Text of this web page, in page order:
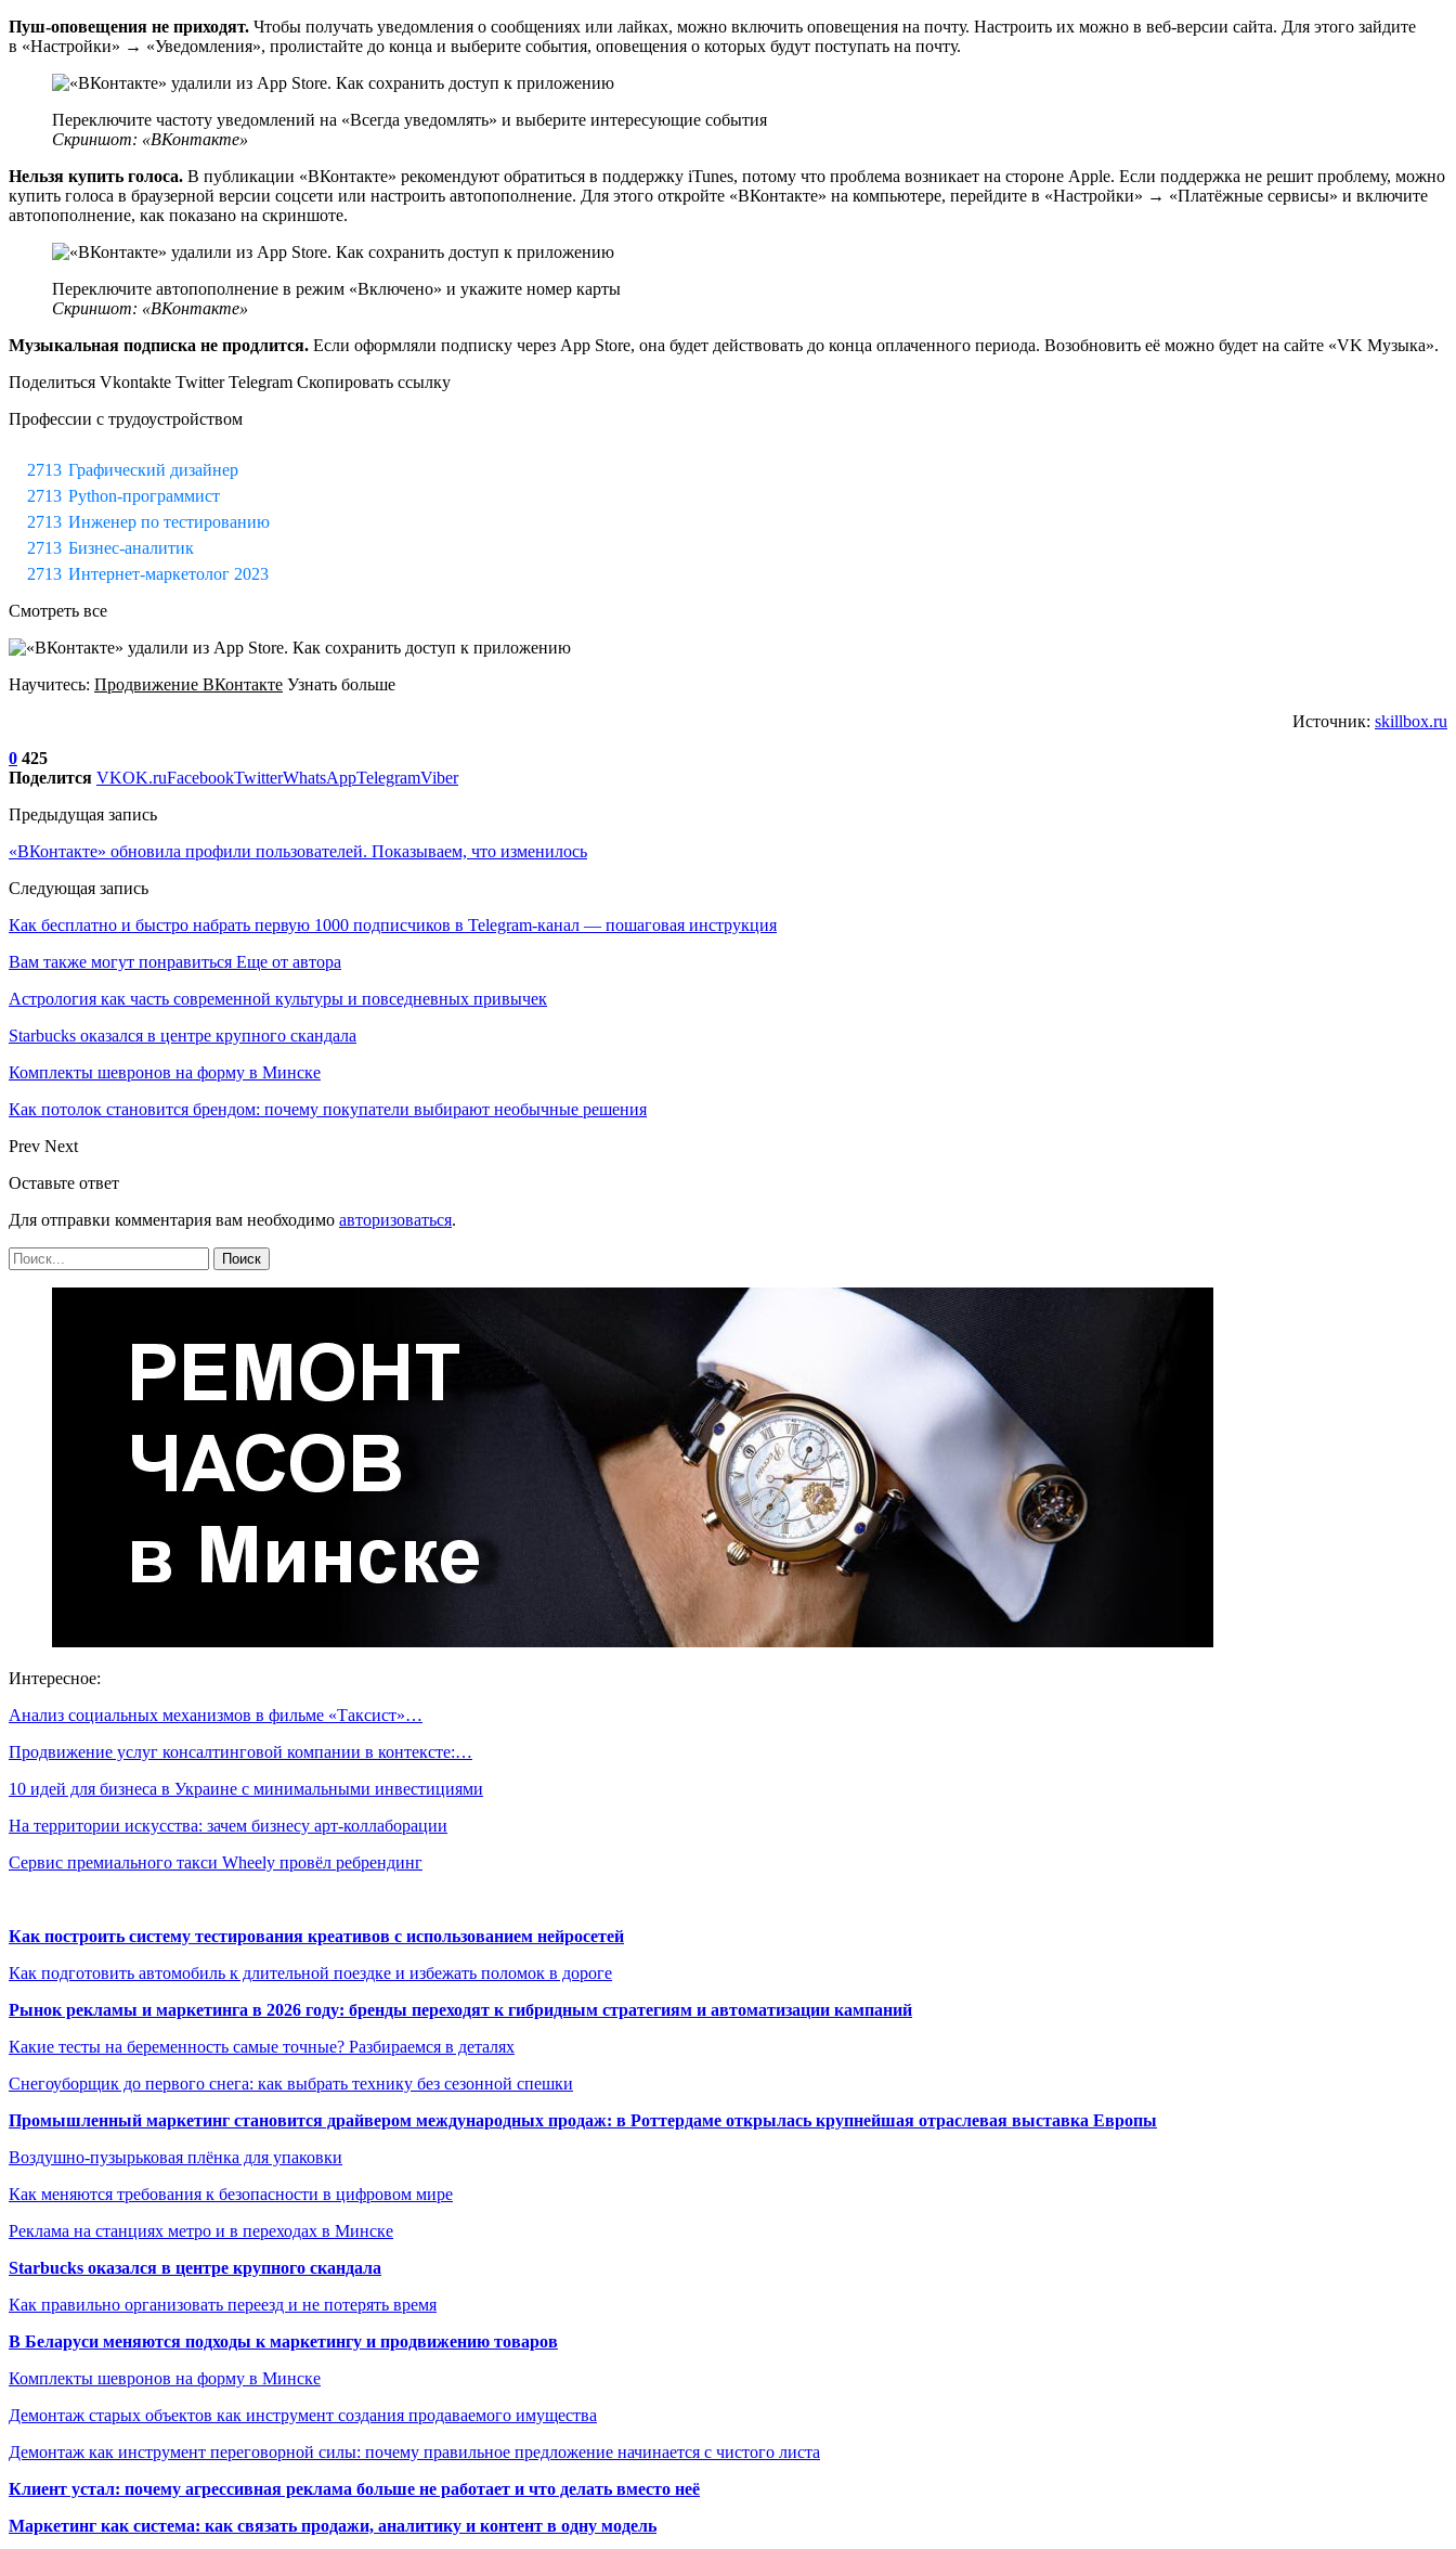
Пуш-оповещения не приходят. Чтобы получать уведомления о сообщениях или лайках, можно включить оповещения на почту. Настроить их можно в веб-версии сайта. Для этого зайдите
в «Настройки» → «Уведомления», пролистайте до конца и выберите события, оповещения о которых будут поступать на почту.
Переключите частоту уведомлений на «Всегда уведомлять» и выберите интересующие события
Скриншот: «ВКонтакте»
Нельзя купить голоса. В публикации «ВКонтакте» рекомендуют обратиться в поддержку iTunes, потому что проблема возникает на стороне Apple. Если поддержка не решит проблему, можно
купить голоса в браузерной версии соцсети или настроить автопополнение. Для этого откройте «ВКонтакте» на компьютере, перейдите в «Настройки» → «Платёжные сервисы» и включите
автопополнение, как показано на скриншоте.
Переключите автопополнение в режим «Включено» и укажите номер карты
Скриншот: «ВКонтакте»
Музыкальная подписка не продлится. Если оформляли подписку через App Store, она будет действовать до конца оплаченного периода. Возобновить её можно будет на сайте «VK Музыка».
Поделиться Vkontakte Twitter Telegram Скопировать ссылку
Профессии с трудоустройством
Графический дизайнер
Python-программист
Инженер по тестированию
Бизнес-аналитик
Интернет-маркетолог 2023
Смотреть все
Научитесь: Продвижение ВКонтакте Узнать больше
Источник: skillbox.ru
0 425
Поделится VKOK.ruFacebookTwitterWhatsAppTelegramViber
Предыдущая запись
«ВКонтакте» обновила профили пользователей. Показываем, что изменилось
Следующая запись
Как бесплатно и быстро набрать первую 1000 подписчиков в Telegram-канал — пошаговая инструкция
Вам также могут понравиться Еще от автора
Астрология как часть современной культуры и повседневных привычек
Starbucks оказался в центре крупного скандала
Комплекты шевронов на форму в Минске
Как потолок становится брендом: почему покупатели выбирают необычные решения
Prev Next
Оставьте ответ
Для отправки комментария вам необходимо авторизоваться.
Интересное:
Анализ социальных механизмов в фильме «Таксист»…
Продвижение услуг консалтинговой компании в контексте:…
10 идей для бизнеса в Украине с минимальными инвестициями
На территории искусства: зачем бизнесу арт-коллаборации
Сервис премиального такси Wheely провёл ребрендинг
Как построить систему тестирования креативов с использованием нейросетей
Как подготовить автомобиль к длительной поездке и избежать поломок в дороге
Рынок рекламы и маркетинга в 2026 году: бренды переходят к гибридным стратегиям и автоматизации кампаний
Какие тесты на беременность самые точные? Разбираемся в деталях
Снегоуборщик до первого снега: как выбрать технику без сезонной спешки
Промышленный маркетинг становится драйвером международных продаж: в Роттердаме открылась крупнейшая отраслевая выставка Европы
Воздушно-пузырьковая плёнка для упаковки
Как меняются требования к безопасности в цифровом мире
Реклама на станциях метро и в переходах в Минске
Starbucks оказался в центре крупного скандала
Как правильно организовать переезд и не потерять время
В Беларуси меняются подходы к маркетингу и продвижению товаров
Комплекты шевронов на форму в Минске
Демонтаж старых объектов как инструмент создания продаваемого имущества
Демонтаж как инструмент переговорной силы: почему правильное предложение начинается с чистого листа
Клиент устал: почему агрессивная реклама больше не работает и что делать вместо неё
Маркетинг как система: как связать продажи, аналитику и контент в одну модель